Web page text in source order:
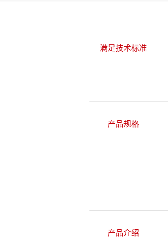
满足技术标准
产品规格
产品介绍